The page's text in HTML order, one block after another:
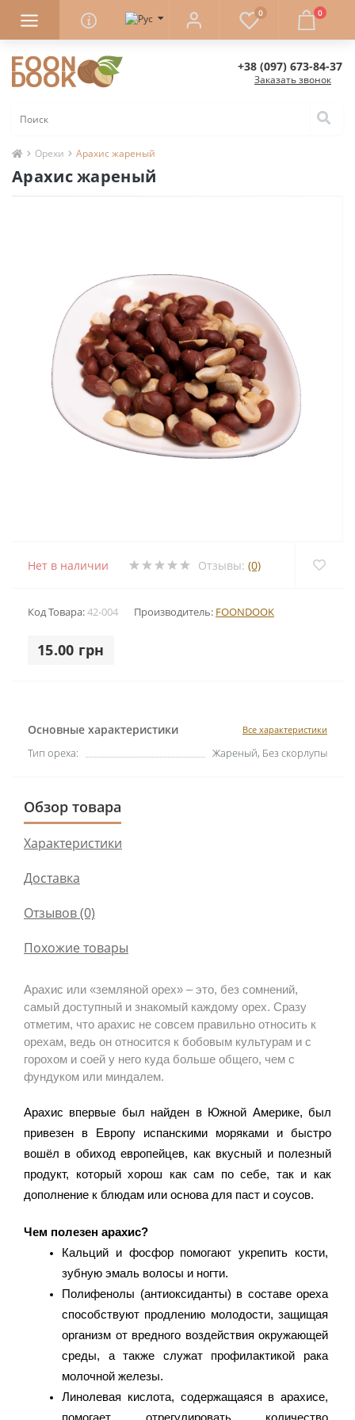
0 0
+38 (097) 673-84-37
Заказать звонок
Орехи Арахис жареный
Арахис жареный
Нет в наличии Отзывы: (0)
Код Товара:42-004 Производитель: FOONDOOK
15.00 грн
Основные характеристики Все характеристики
Тип ореха: Жареный, Без скорлупы
Обзор товара
Характеристики
Доставка
Отзывов (0)
Похожие товары
Арахис или «земляной орех» – это, без сомнений,
самый доступный и знакомый каждому орех. Сразу
отметим, что арахис не совсем правильно относить к
орехам, ведь он относится к бобовым культурам и с
горохом и соей у него куда больше общего, чем с
фундуком или миндалем.
Арахис впервые был найден в Южной Америке, был
привезен в Европу испанскими моряками и быстро
вошёл в обиход европейцев, как вкусный и полезный
продукт, который хорош как сам по себе, так и как
дополнение к блюдам или основа для паст и соусов.
Чем полезен арахис?
Кальций и фосфор помогают укрепить кости,
зубную эмаль волосы и ногти.
Полифенолы (антиоксиданты) в составе ореха
способствуют продлению молодости, защищая
организм от вредного воздействия окружающей
среды, а также служат профилактикой рака
молочной железы.
Линолевая кислота, содержащаяся в арахисе,